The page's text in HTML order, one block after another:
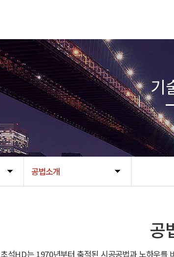
공법소개
기
공
초석HD는 1970년부터 축적된 시공공법과 노하우를